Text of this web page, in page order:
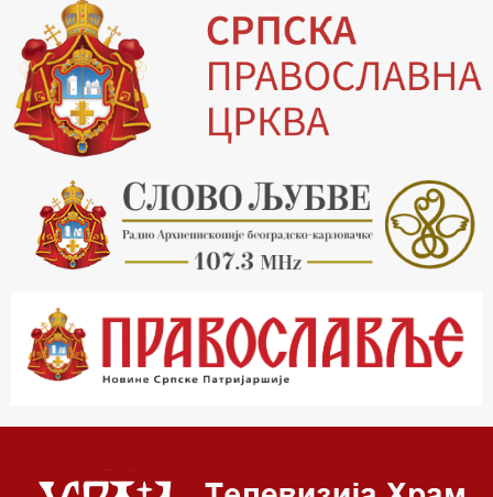
19.30 Вечерње молитве
20.00 Вести из Цркве
20.15 Реч архијереја
20.30 Хроника Архиепископије
21.03 Врлинослов
22.03 Црквена предавања и трибине
23.00 Питања и одговори
00.03 Црквена предавања и трибине
01.03 Живе речи - подкаст